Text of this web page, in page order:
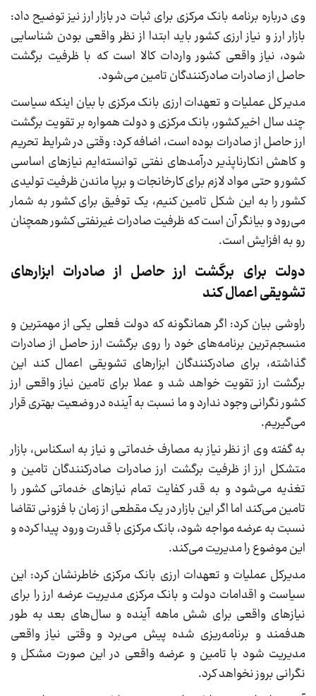
وی درباره برنامه بانک مرکزی برای ثبات در بازار ارز نیز توضیح داد:
بازار ارز و نیاز ارزی کشور باید ابتدا از نظر واقعی بودن شناسایی
شود، نیاز واقعی کشور واردات کالا است که با ظرفیت برگشت
حاصل از صادرات صادرکنندگان تامین می‌شود.
مدیر کل عملیات و تعهدات ارزی بانک مرکزی با بیان اینکه سیاست
چند سال اخیر کشور، بانک مرکزی و دولت همواره بر تقویت برگشت
ارز حاصل از صادرات بوده است، اضافه کرد: وقتی در شرایط تحریم
و کاهش انکارناپذیر درآمدهای نفتی توانسته‌ایم نیازهای اساسی
کشور و حتی مواد لازم برای کارخانجات و برپا ماندن ظرفیت تولیدی
کشور را به این شکل تامین کنیم، یک توفیق برای کشور به شمار
می‌رود و بیانگر آن است که ظرفیت صادرات غیرنفتی کشور همچنان
رو به افزایش است.
دولت برای برگشت ارز حاصل از صادرات ابزارهای
تشویقی اعمال کند
راوشی بیان کرد: اگر همانگونه که دولت فعلی یکی از مهمترین و
منسجم‌ترین برنامه‌های خود را روی برگشت ارز حاصل از صادرات
گذاشته، برای صادرکنندگان ابزارهای تشویقی اعمال کند این
برگشت ارز تقویت خواهد شد و عملا برای تامین نیاز واقعی ارز
کشور نگرانی وجود ندارد و ما نسبت به آینده در وضعیت بهتری قرار
می‌گیریم.
به گفته وی از نظر نیاز به مصارف خدماتی و نیاز به اسکناس، بازار
متشکل ارز از ظرفیت برگشت ارز صادرات صادرکنندگان تامین و
تغذیه می‌شود و به قدر کفایت تمام نیازهای خدماتی کشور را
تامین می‌کند اما اگر این بازار در یک مقطعی از زمان با فزونی تقاضا
نسبت به عرضه مواجه شود، بانک مرکزی با قدرت ورود پیدا کرده و
این موضوع را مدیریت می‌کند.
مدیرکل عملیات و تعهدات ارزی بانک مرکزی خاطرنشان کرد: این
سیاست و اقدامات دولت و بانک مرکزی مدیریت عرضه ارز را برای
نیازهای واقعی برای شش ماهه آینده و سال‌های بعد به طور
هدفمند و برنامه‌ریزی شده پیش می‌برد و وقتی نیاز واقعی
مدیریت شود با تامین و عرضه واقعی در این صورت مشکل و
نگرانی بروز نخواهد کرد.